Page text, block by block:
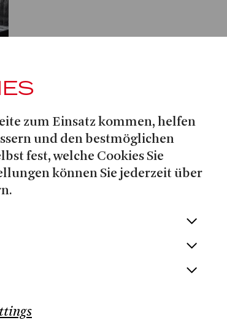
Jürgen R. Weber
zum Einsatz kommen, helfen
und den bestmöglichen
fest, welche Cookies Sie
können Sie jederzeit über